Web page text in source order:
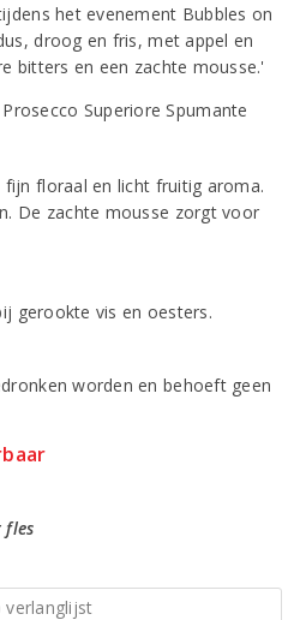
het evenement Bubbles on
droog en fris, met appel en
bitters en een zachte mousse.'
floraal en licht fruitig aroma.
De zachte mousse zorgt voor
gerookte vis en oesters.
worden en behoeft geen
fles
verlanglijst